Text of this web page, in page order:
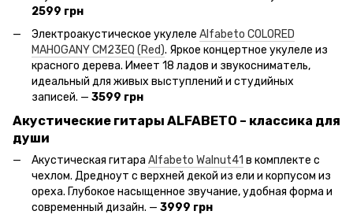
2599 грн
Электроакустическое укулеле Alfabeto COLORED
MAHOGANY CM23EQ (Red). Яркое концертное укулеле из
красного дерева. Имеет 18 ладов и звукосниматель,
идеальный для живых выступлений и студийных
записей. — 3599 грн
Акустические гитары ALFABETO – классика для
души
Акустическая гитара Alfabeto Walnut41 в комплекте с
чехлом. Дредноут с верхней декой из ели и корпусом из
ореха. Глубокое насыщенное звучание, удобная форма и
современный дизайн. — 3999 грн